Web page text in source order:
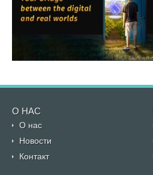
О НАС
О нас
Новости
Контакт